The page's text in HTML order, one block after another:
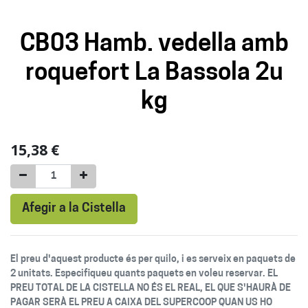
CB03 Hamb. vedella amb
roquefort La Bassola 2u
kg
15,38 €
Afegir a la Cistella
El preu d'aquest producte és per quilo, i es serveix en paquets de
2 unitats. Especifiqueu quants paquets en voleu reservar. EL
PREU TOTAL DE LA CISTELLA NO ÉS EL REAL, EL QUE S'HAURÀ DE
PAGAR SERÀ EL PREU A CAIXA DEL SUPERCOOP QUAN US HO